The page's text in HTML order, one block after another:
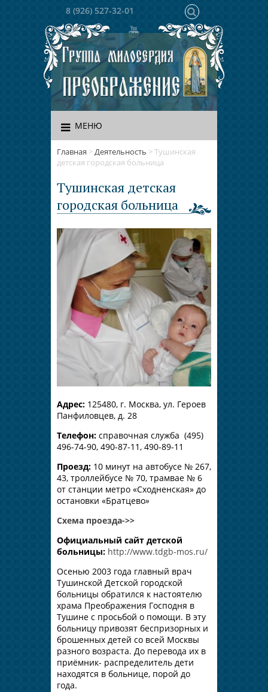
8 (926) 527-32-01
МЕНЮ
Главная >Деятельность >Тушинская
детская городская больница
Тушинская детская
городская больница
Адрес: 125480, г. Москва, ул. Героев
Панфиловцев, д. 28
Телефон: справочная служба (495)
496-74-90, 490-87-11, 490-89-11
Проезд: 10 минут на автобусе № 267,
43, троллейбусе № 70, трамвае № 6
от станции метро «Сходненская» до
остановки «Братцево»
Схема проезда->>
Официальный сайт детской
больницы: http://www.tdgb-mos.ru/
Осенью 2003 года главный врач
Тушинской Детской городской
больницы обратился к настоятелю
храма Преображения Господня в
Тушине с просьбой о помощи. В эту
больницу привозят беспризорных и
брошенных детей со всей Москвы
разного возраста. До перевода их в
приёмник- распределитель дети
находятся в больнице, порой до
года.